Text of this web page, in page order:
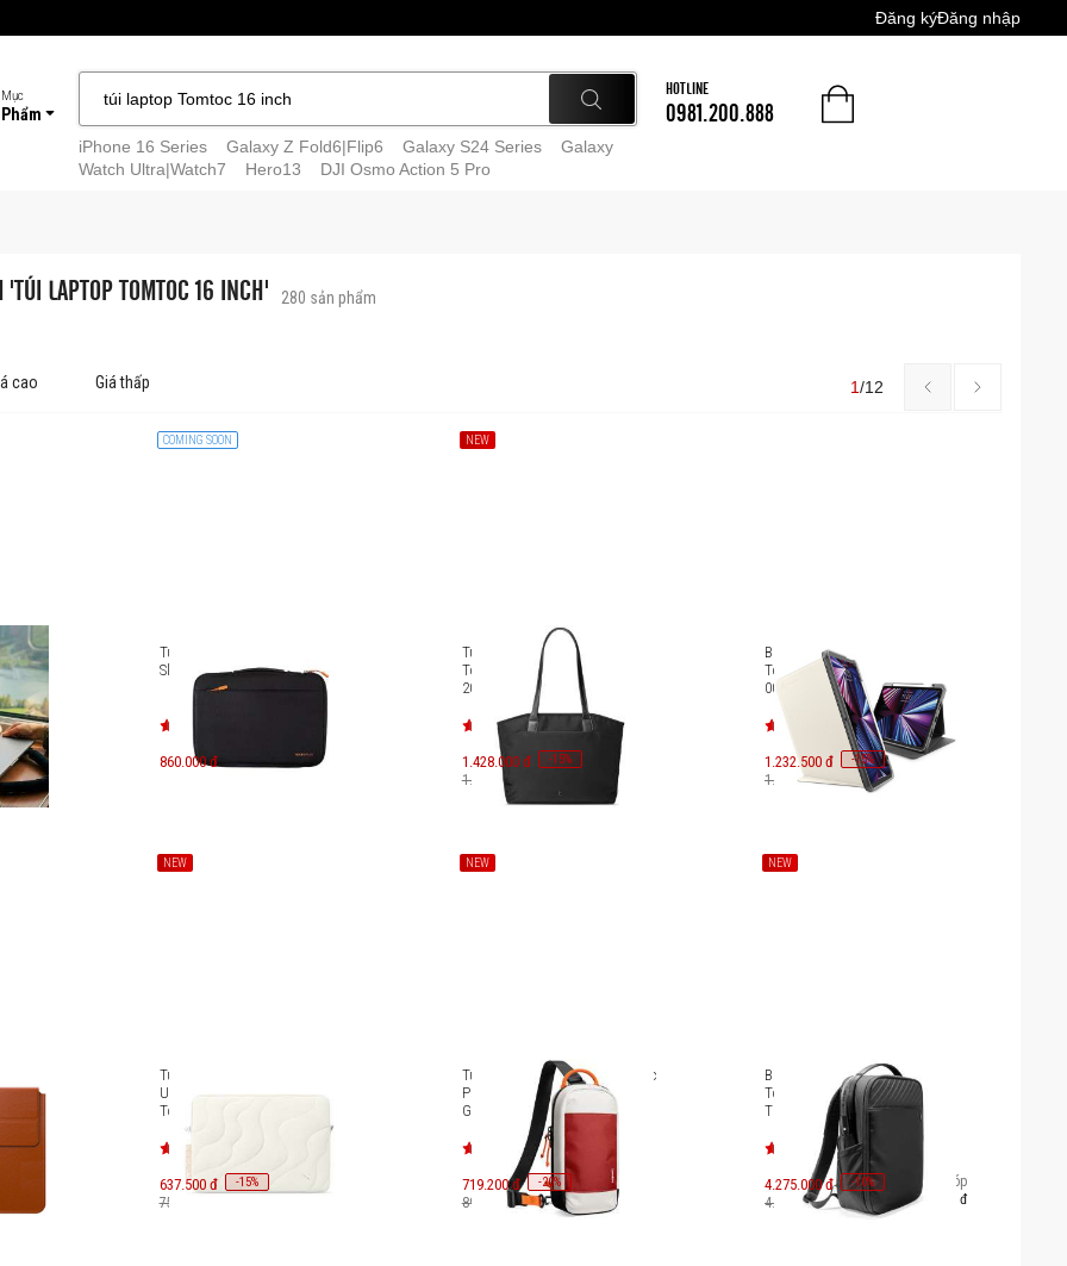
Đăng kýĐăng nhập
iPhone 16 Series
Galaxy Z Fold6|Flip6 Galaxy S24 Series
Galaxy
Watch Ultra|Watch7
Hero13 DJI Osmo Action 5 Pro
HOTLINE
0981.200.888
'TÚI LAPTOP TOMTOC 16 INCH' 280 sản phẩm
cao Giá thấp 1/12
COMING SOON
Túi laptop MicroPack Shield
Sleeve 13-14 inch MSL-01
860.000 đ
NEW
Túi xách Tomtoc Versatile-T23
Tote Laptop 16 inch/18L T23-
2025
1.428.000 đ -15%
1.680.000 đ
Bao da iPad Pro 12.9-inch 2021
Tomtoc Vertical [B02-
008W01/B02-008V01]
1.232.500 đ -15%
1.450.000 đ
Stand
NEW
Túi chống sốc
Ultrabook/Macbook 13 inch
Tomtoc Terra A27C2
637.500 đ -15%
750.000 đ
NEW
Túi đeo chéo thời trang Tomtoc
Phụ kiện & Nitendo Switch 2
G49S1
719.200 đ -20%
899.000 đ
NEW
Balo cao cấp Laptop 15.6-inch
Tomtoc Voyage-T50 Backpack
T50M1
4.275.000 đ -10%
4.750.000 đ
Trả góp
737.000 đ